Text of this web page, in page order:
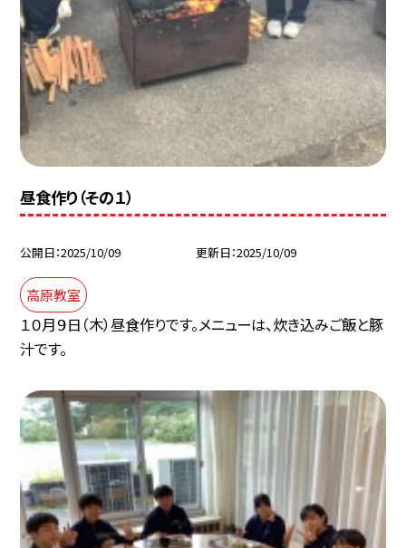
昼食作り（その１）
公開日 2025/10/09 更新日 2025/10/09
高原教室
１０月９日（木）昼食作りです。メニューは、炊き込みご飯と豚
汁です。